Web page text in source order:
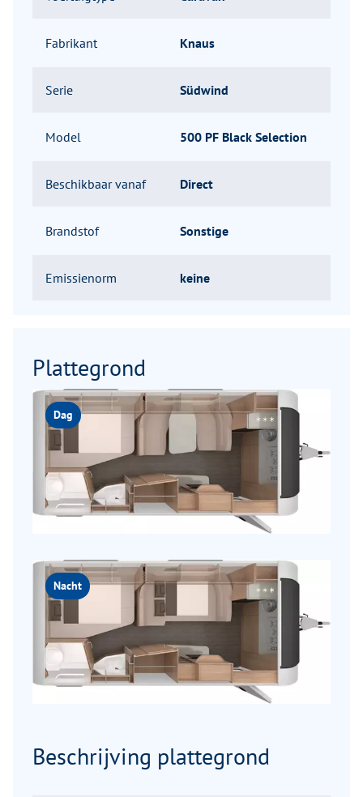
Fabrikant Knaus
Serie Südwind
Model 500 PF Black Selection
Beschikbaar vanaf Direct
Brandstof Sonstige
Emissienorm keine
Plattegrond
Dag
Nacht
Beschrijving plattegrond